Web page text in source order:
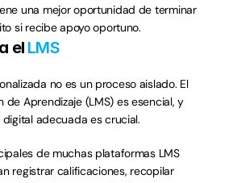
una mejor oportunidad de terminar
si recibe apoyo oportuno.
el LMS
no es un proceso aislado. El
de Aprendizaje (LMS) es esencial, y
adecuada es crucial.
de muchas plataformas LMS
registrar calificaciones, recopilar